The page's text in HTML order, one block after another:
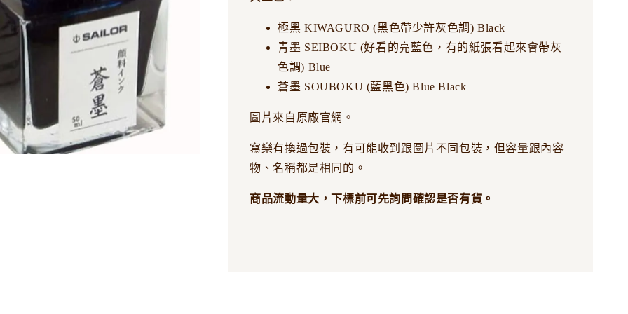
極黑 KIWAGURO (黑色帶少許灰色調) Black
青墨 SEIBOKU (好看的亮藍色，有的紙張看起來會帶灰
色調) Blue
蒼墨 SOUBOKU (藍黑色) Blue Black
圖片來自原廠官網。
寫樂有換過包裝，有可能收到跟圖片不同包裝，但容量跟內容
物、名稱都是相同的。
商品流動量大，下標前可先詢問確認是否有貨。